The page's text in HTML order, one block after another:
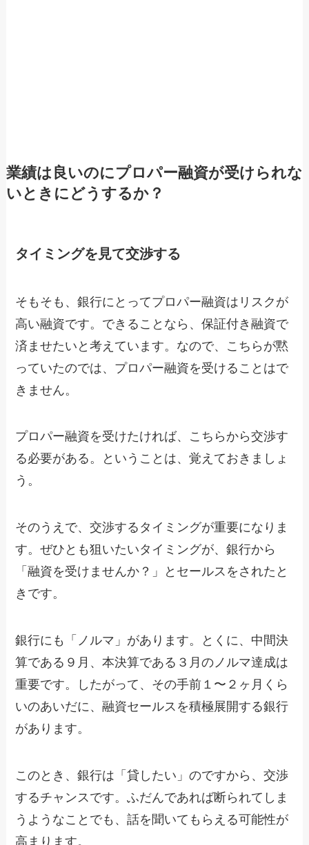
業績は良いのにプロパー融資が受けられな
いときにどうするか？
タイミングを見て交渉する
そもそも、銀行にとってプロパー融資はリスクが
高い融資です。できることなら、保証付き融資で
済ませたいと考えています。なので、こちらが黙
っていたのでは、プロパー融資を受けることはで
きません。
プロパー融資を受けたければ、こちらから交渉す
る必要がある。ということは、覚えておきましょ
う。
そのうえで、交渉するタイミングが重要になりま
す。ぜひとも狙いたいタイミングが、銀行から
「融資を受けませんか？」とセールスをされたと
きです。
銀行にも「ノルマ」があります。とくに、中間決
算である９月、本決算である３月のノルマ達成は
重要です。したがって、その手前１〜２ヶ月くら
いのあいだに、融資セールスを積極展開する銀行
があります。
このとき、銀行は「貸したい」のですから、交渉
するチャンスです。ふだんであれば断られてしま
うようなことでも、話を聞いてもらえる可能性が
高まります。